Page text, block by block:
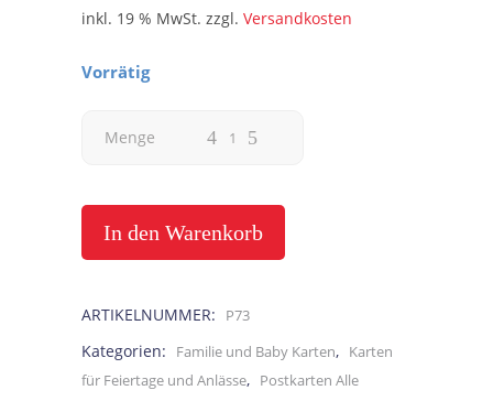
inkl. 19 % MwSt. zzgl. Versandkosten
Vorrätig
Karte
Einschulung,
1.
Schultag,
Menge
In den Warenkorb
ARTIKELNUMMER: P73
Kategorien: Familie und Baby Karten, Karten
für Feiertage und Anlässe, Postkarten Alle